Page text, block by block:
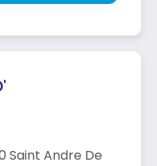
Saint Andre De